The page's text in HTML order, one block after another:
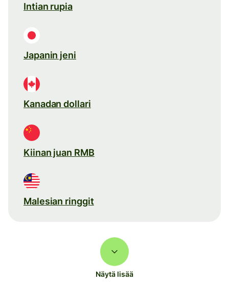
Intian rupia
Japanin jeni
Kanadan dollari
Kiinan juan RMB
Malesian ringgit
Näytä lisää